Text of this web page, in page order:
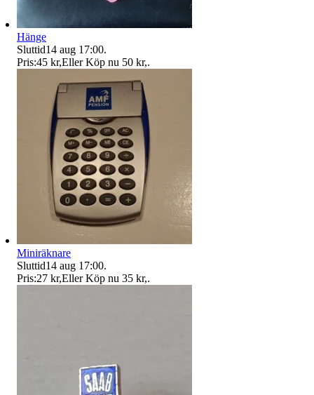
Hänge
Sluttid14 aug 17:00.
Pris:45 kr,Eller Köp nu 50 kr,.
Miniräknare
Sluttid14 aug 17:00.
Pris:27 kr,Eller Köp nu 35 kr,.